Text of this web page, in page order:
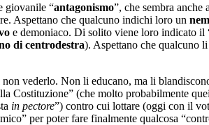
giovanile “antagonismo”, che sembra
Aspettano che qualcuno indichi loro un
e demoniaco. Di solito viene loro indicato il
di centrodestra). Aspettano che qualcuno
vederlo. Non li educano, ma li
Costituzione” (che molto probabilmente
in pectore”) contro cui lottare (oggi con il
per poter fare finalmente qualcosa